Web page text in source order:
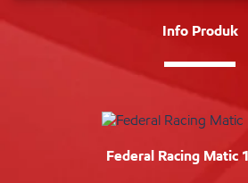
Info Produk
Federal Racing Matic